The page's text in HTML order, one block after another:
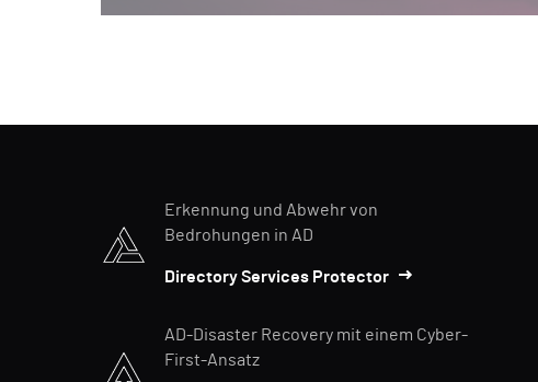
Erkennung und Abwehr von
Bedrohungen in AD
Directory Services Protector
AD-Disaster Recovery mit einem Cyber-
First-Ansatz